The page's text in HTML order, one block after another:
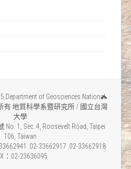
Department of Geosciences National
有 地質科學系暨研究所 / 國立台灣
大學
1, Sec. 4, Roosevelt Road, Taipei
106, Taiwan
.02-33662917 .02-33662918.
：02-23636095